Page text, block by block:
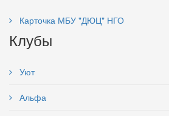
Карточка МБУ "ДЮЦ" НГО
Клубы
Уют
Альфа